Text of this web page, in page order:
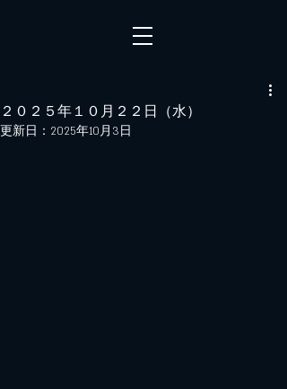
２０２５年１０月２２日（水）
更新日： 2025年10月3日